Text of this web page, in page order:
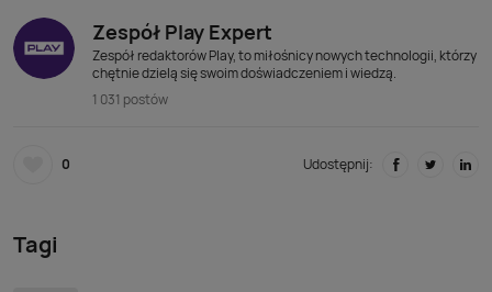
Zespół Play Expert
Zespół redaktorów Play, to miłośnicy nowych technologii, którzy
chętnie dzielą się swoim doświadczeniem i wiedzą.
1 031 postów
0 Udostępnij:
Tagi